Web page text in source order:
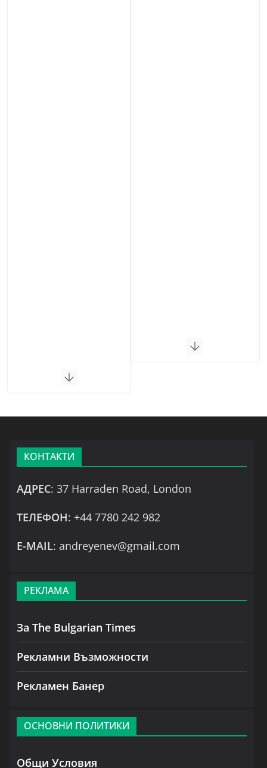
КОНТАКТИ
АДРЕС: 37 Harraden Road, London
ТЕЛЕФОН: +44 7780 242 982
Е-MAIL: andreyenev@gmail.com
РЕКЛАМА
За The Bulgarian Times
Рекламни Възможности
Рекламен Банер
ОСНОВНИ ПОЛИТИКИ
Общи Условия